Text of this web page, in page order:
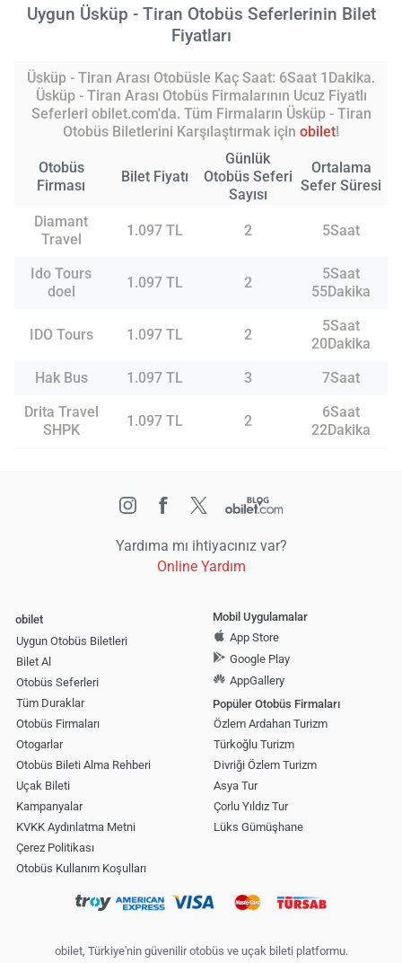
Uygun Üsküp - Tiran Otobüs Seferlerinin Bilet
Fiyatları
Üsküp - Tiran Arası Otobüsle Kaç Saat: 6Saat 1Dakika.
Üsküp - Tiran Arası Otobüs Firmalarının Ucuz Fiyatlı
Seferleri obilet.com'da. Tüm Firmaların Üsküp - Tiran
Otobüs Biletlerini Karşılaştırmak için obilet!
Otobüs
Firması
Bilet Fiyatı
Günlük
Otobüs Seferi
Sayısı
Ortalama
Sefer Süresi
Diamant
Travel
1.097 TL 2 5Saat
Ido Tours
doel
1.097 TL 2
5Saat
55Dakika
IDO Tours 1.097 TL 2
5Saat
20Dakika
Hak Bus
1.097 TL 3
7Saat
Drita Travel
SHPK
1.097 TL 2
6Saat
22Dakika
Yardıma mı ihtiyacınız var?
Online Yardım
obilet
Uygun Otobüs Biletleri
Bilet Al
Otobüs Seferleri
Tüm Duraklar
Otobüs Firmaları
Otogarlar
Otobüs Bileti Alma Rehberi
Uçak Bileti
Kampanyalar
KVKK Aydınlatma Metni
Çerez Politikası
Otobüs Kullanım Koşulları
Mobil Uygulamalar
App Store
Google Play
AppGallery
Popüler Otobüs Firmaları
Özlem Ardahan Turizm
Türkoğlu Turizm
Divriği Özlem Turizm
Asya Tur
Çorlu Yıldız Tur
Lüks Gümüşhane
obilet, Türkiye'nin güvenilir otobüs ve uçak bileti platformu.